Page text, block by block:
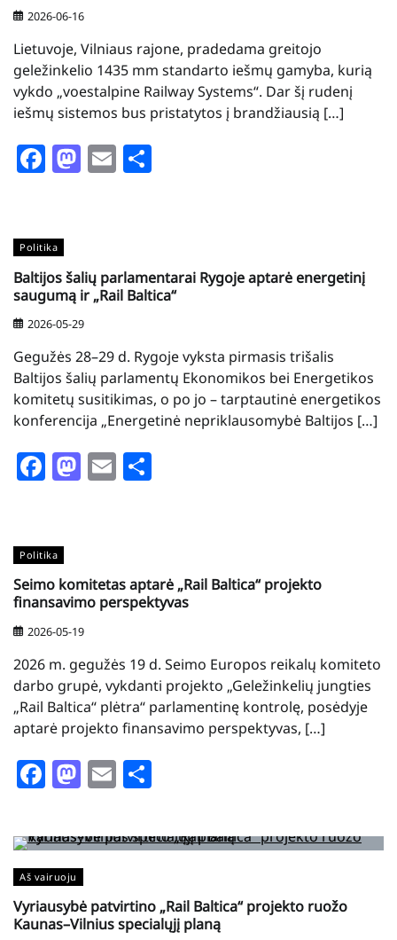
2026-06-16
Lietuvoje, Vilniaus rajone, pradedama greitojo
geležinkelio 1435 mm standarto iešmų gamyba, kurią
vykdo „voestalpine Railway Systems“. Dar šį rudenį
iešmų sistemos bus pristatytos į brandžiausią […]
Facebook
Mastodon
Email
Politika
Baltijos šalių parlamentarai Rygoje aptarė energetinį
saugumą ir „Rail Baltica“
2026-05-29
Gegužės 28–29 d. Rygoje vyksta pirmasis trišalis
Baltijos šalių parlamentų Ekonomikos bei Energetikos
komitetų susitikimas, o po jo – tarptautinė energetikos
konferencija „Energetinė nepriklausomybė Baltijos […]
Facebook
Mastodon
Email
Politika
Seimo komitetas aptarė „Rail Baltica“ projekto
finansavimo perspektyvas
2026-05-19
2026 m. gegužės 19 d. Seimo Europos reikalų komiteto
darbo grupė, vykdanti projekto „Geležinkelių jungties
„Rail Baltica“ plėtra“ parlamentinę kontrolę, posėdyje
aptarė projekto finansavimo perspektyvas, […]
Facebook
Mastodon
Email
Aš vairuoju
Vyriausybė patvirtino „Rail Baltica“ projekto ruožo
Kaunas–Vilnius specialųjį planą